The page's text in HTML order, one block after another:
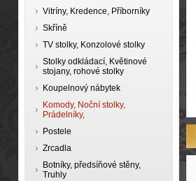
Vitríny, Kredence, Příborníky
Skříně
TV stolky, Konzolové stolky
Stolky odkládací, Květinové
stojany, rohové stolky
Koupelnový nábytek
Komody, Noční stolky,
Prádelníky,
Postele
Zrcadla
Botníky, předsíňové stěny,
Truhly